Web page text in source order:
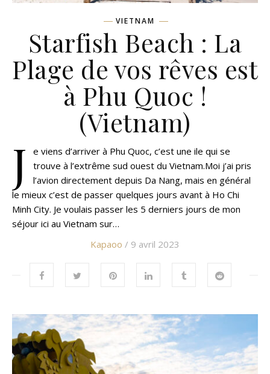
VIETNAM
Starfish Beach : La
Plage de vos rêves est
à Phu Quoc !
(Vietnam)
J
e viens d’arriver à Phu Quoc, c’est une ile qui se
trouve à l’extrême sud ouest du Vietnam.Moi j’ai pris
l’avion directement depuis Da Nang, mais en général
le mieux c’est de passer quelques jours avant à Ho Chi
Minh City. Je voulais passer les 5 derniers jours de mon
séjour ici au Vietnam sur…
Kapaoo / 9 avril 2023